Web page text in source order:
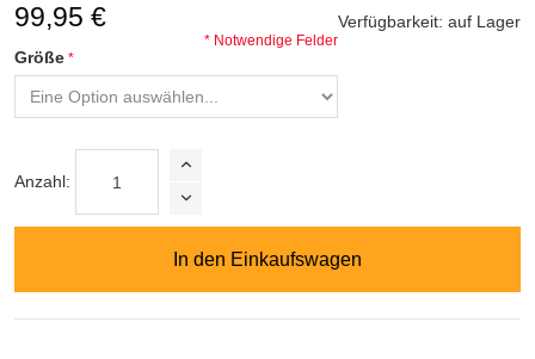
Verfügbarkeit: auf Lager
99,95 €
Größe
* Notwendige Felder
Anzahl:
In den Einkaufswagen